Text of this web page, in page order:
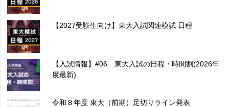
【2027受験生向け】東大入試関連模試 日程
【入試情報】#06 東大入試の日程・時間割(2026年
度最新)
令和８年度 東大（前期）足切りライン発表